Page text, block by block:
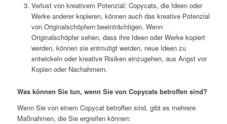
Verlust von kreativem Potenzial: Copycats, die Ideen oder
Werke anderer kopieren, können auch das kreative Potenzial
von Originalschöpfern beeinträchtigen. Wenn
Originalschöpfer sehen, dass ihre Ideen oder Werke kopiert
werden, können sie entmutigt werden, neue Ideen zu
entwickeln oder kreative Risiken einzugehen, aus Angst vor
Kopien oder Nachahmern.
Was können Sie tun, wenn Sie von Copycats betroffen sind?
Wenn Sie von einem Copycat betroffen sind, gibt es mehrere
Maßnahmen, die Sie ergreifen können: